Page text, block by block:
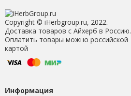
Copyright © iHerbgroup.ru, 2022.
Доставка товаров с Айхерб в Россию.
Оплатить товары можно российской
картой
Информация